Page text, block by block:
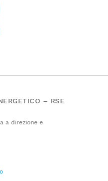
– RSE
a direzione e